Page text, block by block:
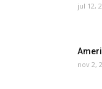
jul 12,
nov 2,